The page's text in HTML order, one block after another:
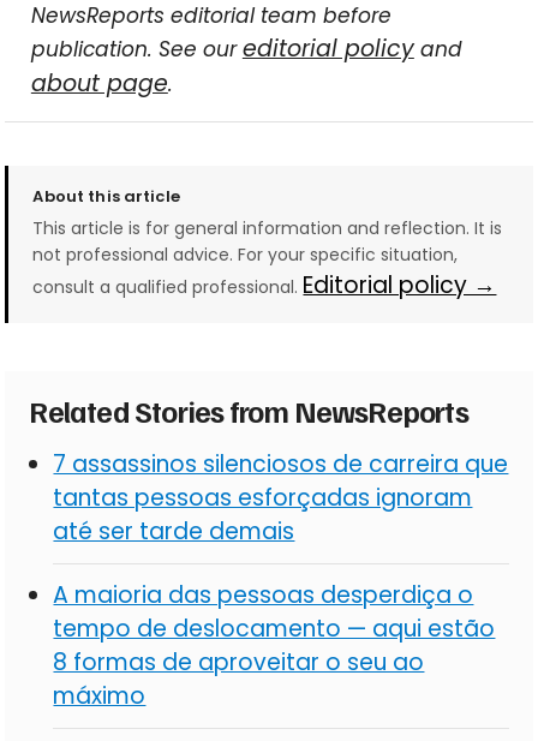
NewsReports editorial team before
publication. See oureditorial policyand
about page.
About this article
This article is for general information and reflection. It is
not professional advice. For your specific situation,
consult a qualified professional. Editorial policy →
Related Stories from NewsReports
7 assassinos silenciosos de carreira que
tantas pessoas esforçadas ignoram
até ser tarde demais
A maioria das pessoas desperdiça o
tempo de deslocamento — aqui estão
8 formas de aproveitar o seu ao
máximo